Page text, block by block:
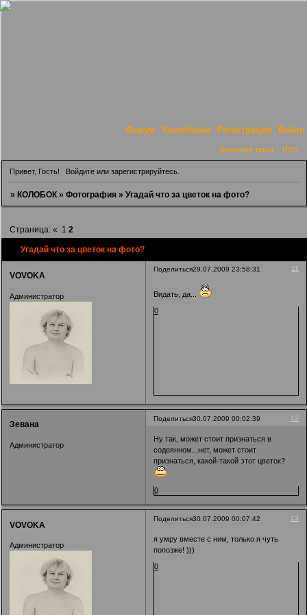
Форум Колобчане Регистрация Войти
Активные темы RSS
Привет, Гость! Войдитеили зарегистрируйтесь.
»КОЛОБОК »Фотография »Угадай что за цветок на фото?
Угадай что за цветок на фото?
Страница:« 1 2
Поделиться 11
29.07.2009 23:58:31
VOVOKA
Администратор
Видать, да...
0
Поделиться 12
30.07.2009 00:02:39
Зевана
Администратор
Ну так, может стоит признаться в
содеянном...нет, может стоит
признаться, какой-такой этот цветок?
0
Поделиться 13
30.07.2009 00:07:42
VOVOKA
Администратор
я умру вместе с ним, только я чуть
попозже! )))
0